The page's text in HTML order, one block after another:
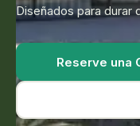
Diseñados para durar
Reserve una